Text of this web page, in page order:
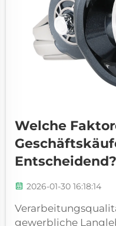
Welche
Entscheidend?
2026-01-30 16:18:14
gewerbliche